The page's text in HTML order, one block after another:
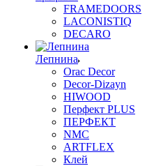
FRAMEDOORS
LACONISTIQ
DECARO
Лепнина
Orac Decor
Decor-Dizayn
HIWOOD
Перфект PLUS
ПЕРФЕКТ
NMC
ARTFLEX
Клей